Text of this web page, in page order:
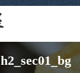
h2_sec01_bg